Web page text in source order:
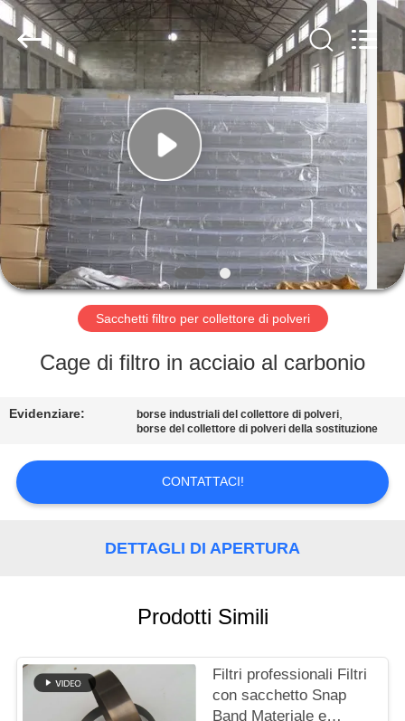
CASA
PRODOTTI
RIGUARDO
NOI
DELLA
CONTROLLO
DI
QUALITÀ
CONTATTICI
RICHIEDA
UNA
2026
Anhui
Filter
Environmental
Technology
Co.,Ltd..
Rights
Reserved.
Sacchetti filtro per collettore di polveri
Cage di filtro in acciaio al carbonio
Evidenziare: borse industriali del collettore di polveri,
borse del collettore di polveri della sostituzione
CONTATTACI!
DETTAGLI DI APERTURA
Prodotti Simili
Filtri professionali Filtri
con sacchetto Snap
Band Materiale e